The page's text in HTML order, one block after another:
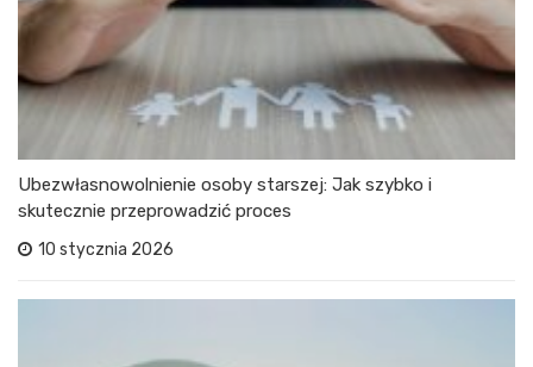
Ubezwłasnowolnienie osoby starszej: Jak szybko i
skutecznie przeprowadzić proces
10 stycznia 2026